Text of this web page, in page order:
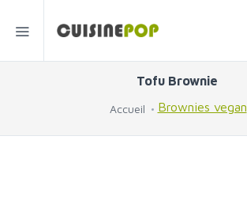
Tofu Brownie
Accueil Brownies vegan